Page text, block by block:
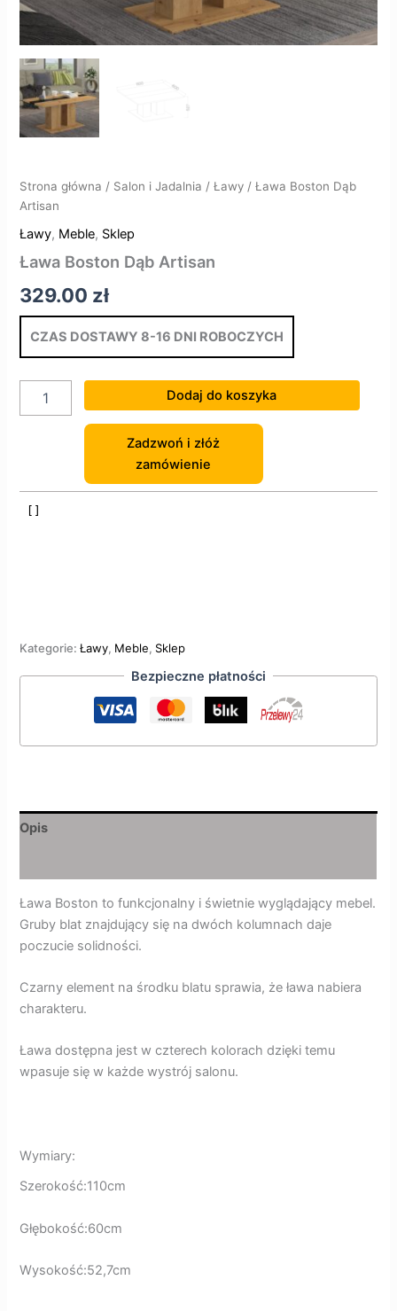
Strona główna / Salon i Jadalnia /Ławy / Ława Boston Dąb
Artisan
Ławy, Meble, Sklep
Ława Boston Dąb Artisan
329.00 zł
CZAS DOSTAWY 8-16 DNI ROBOCZYCH
Dodaj do koszyka
Zadzwoń i złóż
zamówienie
Kategorie:Ławy, Meble, Sklep
Bezpieczne płatności
Opis
Ława Boston to funkcjonalny i świetnie wyglądający mebel.
Gruby blat znajdujący się na dwóch kolumnach daje
poczucie solidności.
Czarny element na środku blatu sprawia, że ława nabiera
charakteru.
Ława dostępna jest w czterech kolorach dzięki temu
wpasuje się w każde wystrój salonu.
Wymiary:
Szerokość:110cm
Głębokość:60cm
Wysokość:52,7cm